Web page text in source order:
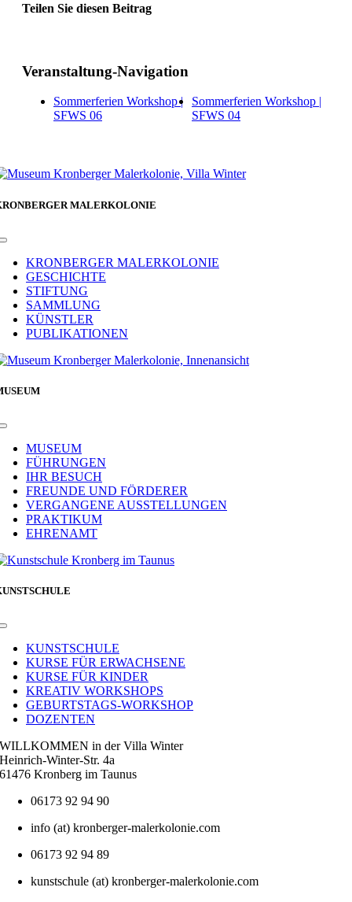
Teilen Sie diesen Beitrag
Veranstaltung-Navigation
Sommerferien Workshop |
SFWS 06
Sommerferien Workshop |
SFWS 04
MALERKOLONIE
Toggle
NavigationKRONBERGER MALERKOLONIE
GESCHICHTE
STIFTUNG
SAMMLUNG
KÜNSTLER
PUBLIKATIONEN
Toggle
NavigationMUSEUM
FÜHRUNGEN
IHR BESUCH
FREUNDE UND FÖRDERER
VERGANGENE AUSSTELLUNGEN
PRAKTIKUM
EHRENAMT
Toggle
NavigationKUNSTSCHULE
KURSE FÜR ERWACHSENE
KURSE FÜR KINDER
KREATIV WORKSHOPS
GEBURTSTAGS-WORKSHOP
DOZENTEN
WILLKOMMEN in der Villa Winter
Heinrich-Winter-Str. 4a
61476 Kronberg im Taunus
06173 92 94 90
info (at) kronberger-malerkolonie.com
06173 92 94 89
kunstschule (at) kronberger-malerkolonie.com